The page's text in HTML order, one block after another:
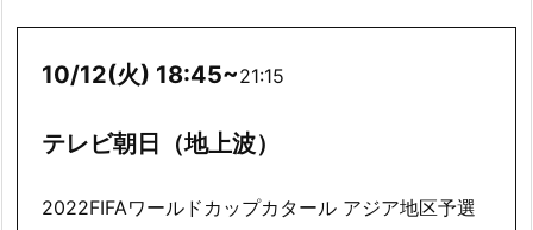
10/12(火) 18:45~21:15
テレビ朝日（地上波）
2022FIFAワールドカップカタール アジア地区予選